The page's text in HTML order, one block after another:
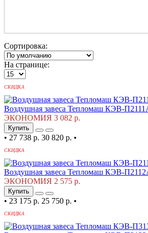
Сортировка:
На странице:
СКИДКА
Воздушная завеса Тепломаш КЭВ-
ЭКОНОМИЯ 3 082 р.
Купить
• 27 738 р. 30 820 р. •
СКИДКА
Воздушная завеса Тепломаш КЭВ-
ЭКОНОМИЯ 2 575 р.
Купить
• 23 175 р. 25 750 р. •
СКИДКА